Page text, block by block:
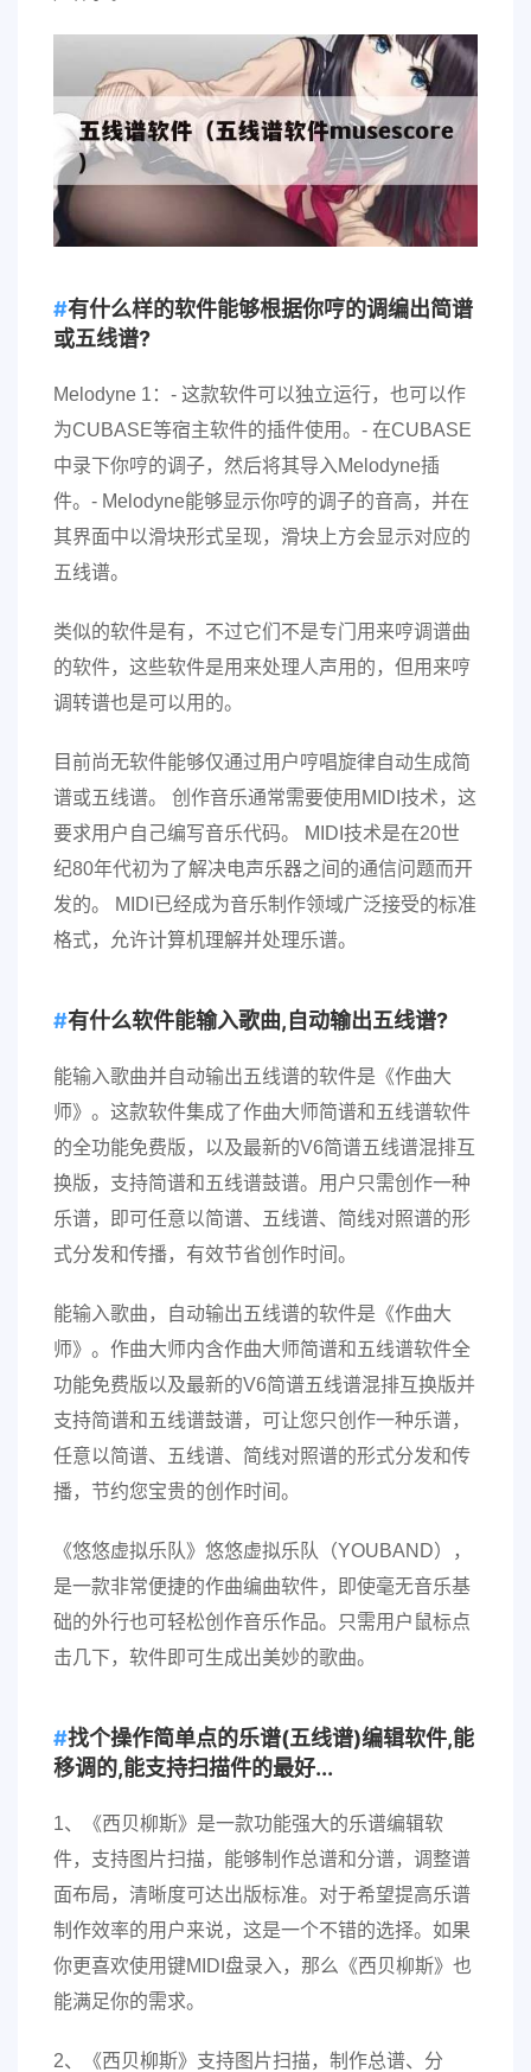
有什么样的软件能够根据你哼的调编出简谱
或五线谱?
Melodyne 1：- 这款软件可以独立运行，也可以作
为CUBASE等宿主软件的插件使用。- 在CUBASE
中录下你哼的调子，然后将其导入Melodyne插
件。- Melodyne能够显示你哼的调子的音高，并在
其界面中以滑块形式呈现，滑块上方会显示对应的
五线谱。
类似的软件是有，不过它们不是专门用来哼调谱曲
的软件，这些软件是用来处理人声用的，但用来哼
调转谱也是可以用的。
目前尚无软件能够仅通过用户哼唱旋律自动生成简
谱或五线谱。 创作音乐通常需要使用MIDI技术，这
要求用户自己编写音乐代码。 MIDI技术是在20世
纪80年代初为了解决电声乐器之间的通信问题而开
发的。 MIDI已经成为音乐制作领域广泛接受的标准
格式，允许计算机理解并处理乐谱。
有什么软件能输入歌曲,自动输出五线谱?
能输入歌曲并自动输出五线谱的软件是《作曲大
师》。这款软件集成了作曲大师简谱和五线谱软件
的全功能免费版，以及最新的V6简谱五线谱混排互
换版，支持简谱和五线谱鼓谱。用户只需创作一种
乐谱，即可任意以简谱、五线谱、简线对照谱的形
式分发和传播，有效节省创作时间。
能输入歌曲，自动输出五线谱的软件是《作曲大
师》。作曲大师内含作曲大师简谱和五线谱软件全
功能免费版以及最新的V6简谱五线谱混排互换版并
支持简谱和五线谱鼓谱，可让您只创作一种乐谱，
任意以简谱、五线谱、简线对照谱的形式分发和传
播，节约您宝贵的创作时间。
《悠悠虚拟乐队》悠悠虚拟乐队（YOUBAND），
是一款非常便捷的作曲编曲软件，即使毫无音乐基
础的外行也可轻松创作音乐作品。只需用户鼠标点
击几下，软件即可生成出美妙的歌曲。
找个操作简单点的乐谱(五线谱)编辑软件,能
移调的,能支持扫描件的最好...
1、《西贝柳斯》是一款功能强大的乐谱编辑软
件，支持图片扫描，能够制作总谱和分谱，调整谱
面布局，清晰度可达出版标准。对于希望提高乐谱
制作效率的用户来说，这是一个不错的选择。如果
你更喜欢使用键MIDI盘录入，那么《西贝柳斯》也
能满足你的需求。
2、《西贝柳斯》支持图片扫描，制作总谱、分